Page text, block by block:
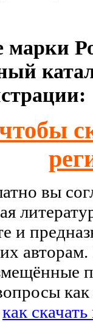
марки
вы
и
как
как